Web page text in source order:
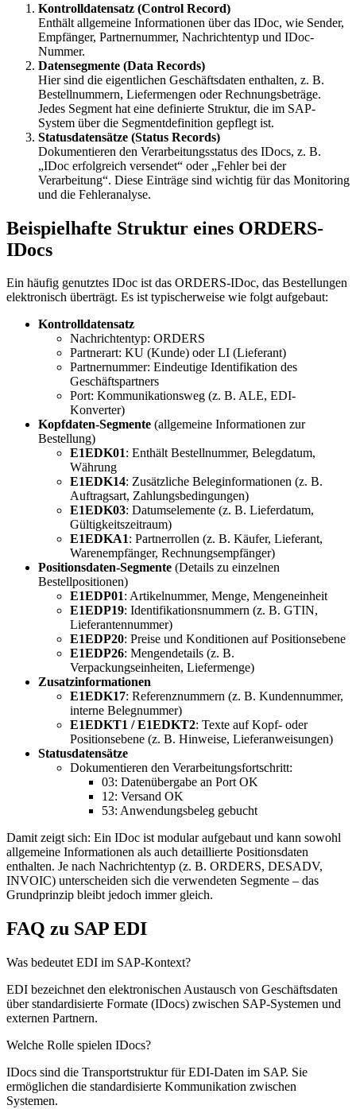
Kontrolldatensatz (Control Record)
Enthält allgemeine Informationen über das IDoc, wie Sender,
Empfänger, Partnernummer, Nachrichtentyp und IDoc-
Nummer.
Datensegmente (Data Records)
Hier sind die eigentlichen Geschäftsdaten enthalten, z. B.
Bestellnummern, Liefermengen oder Rechnungsbeträge.
Jedes Segment hat eine definierte Struktur, die im SAP-
System über die Segmentdefinition gepflegt ist.
Statusdatensätze (Status Records)
Dokumentieren den Verarbeitungsstatus des IDocs, z. B.
„IDoc erfolgreich versendet“ oder „Fehler bei der
Verarbeitung“. Diese Einträge sind wichtig für das Monitoring
und die Fehleranalyse.
Beispielhafte Struktur eines ORDERS-
IDocs
Ein häufig genutztes IDoc ist das ORDERS-IDoc, das Bestellungen
elektronisch überträgt. Es ist typischerweise wie folgt aufgebaut:
Kontrolldatensatz
Nachrichtentyp: ORDERS
Partnerart: KU (Kunde) oder LI (Lieferant)
Partnernummer: Eindeutige Identifikation des
Geschäftspartners
Port: Kommunikationsweg (z. B. ALE, EDI-
Konverter)
Kopfdaten-Segmente (allgemeine Informationen zur
Bestellung)
E1EDK01: Enthält Bestellnummer, Belegdatum,
Währung
E1EDK14: Zusätzliche Beleginformationen (z. B.
Auftragsart, Zahlungsbedingungen)
E1EDK03: Datumselemente (z. B. Lieferdatum,
Gültigkeitszeitraum)
E1EDKA1: Partnerrollen (z. B. Käufer, Lieferant,
Warenempfänger, Rechnungsempfänger)
Positionsdaten-Segmente (Details zu einzelnen
Bestellpositionen)
E1EDP01: Artikelnummer, Menge, Mengeneinheit
E1EDP19: Identifikationsnummern (z. B. GTIN,
Lieferantennummer)
E1EDP20: Preise und Konditionen auf Positionsebene
E1EDP26: Mengendetails (z. B.
Verpackungseinheiten, Liefermenge)
Zusatzinformationen
E1EDK17: Referenznummern (z. B. Kundennummer,
interne Belegnummer)
E1EDKT1 / E1EDKT2: Texte auf Kopf- oder
Positionsebene (z. B. Hinweise, Lieferanweisungen)
Statusdatensätze
Dokumentieren den Verarbeitungsfortschritt:
03: Datenübergabe an Port OK
12: Versand OK
53: Anwendungsbeleg gebucht
Damit zeigt sich: Ein IDoc ist modular aufgebaut und kann sowohl
allgemeine Informationen als auch detaillierte Positionsdaten
enthalten. Je nach Nachrichtentyp (z. B. ORDERS, DESADV,
INVOIC) unterscheiden sich die verwendeten Segmente – das
Grundprinzip bleibt jedoch immer gleich.
FAQ zu SAP EDI
Was bedeutet EDI im SAP-Kontext?
EDI bezeichnet den elektronischen Austausch von Geschäftsdaten
über standardisierte Formate (IDocs) zwischen SAP-Systemen und
externen Partnern.
Welche Rolle spielen IDocs?
IDocs sind die Transportstruktur für EDI-Daten im SAP. Sie
ermöglichen die standardisierte Kommunikation zwischen
Systemen.